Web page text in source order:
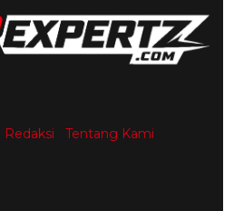
Redaksi
Tentang Kami